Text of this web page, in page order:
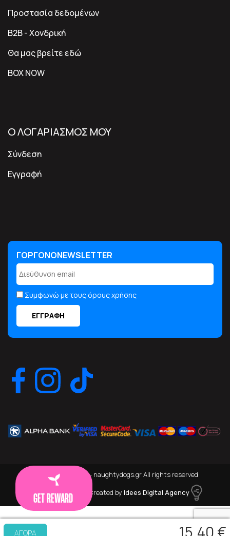
ΑΓΟΡΑ 15,40 €
Προστασία δεδομένων
B2B - Χονδρική
Θα μας βρείτε εδώ
BOX NOW
Ο ΛΟΓΑΡΙΑΣΜΟΣ ΜΟΥ
Σύνδεση
Εγγραφή
ΓΟΡΓΟΝΟNEWSLETTER
Συμφωνώ με τους όρους χρήσης
© Copyright 2026 - naughtydogs.gr All rights reserved
Running onWefia - Created by Idees Digital Agency
GET REWARD